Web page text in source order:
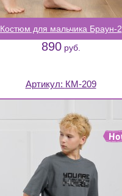
Костюм для мальчика Браун-2
890руб.
Артикул: КМ-209